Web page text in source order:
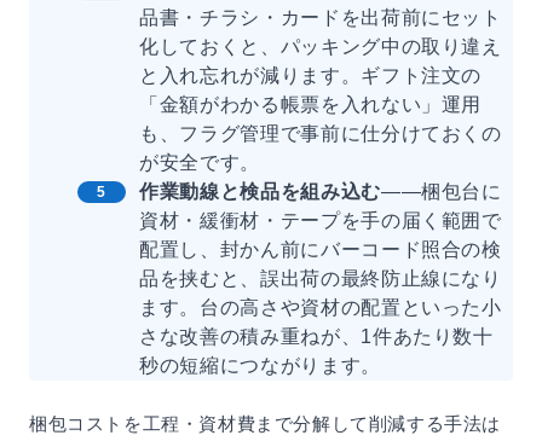
品書・チラシ・カードを出荷前にセット
化しておくと、パッキング中の取り違え
と入れ忘れが減ります。ギフト注文の
「金額がわかる帳票を入れない」運用
も、フラグ管理で事前に仕分けておくの
が安全です。
作業動線と検品を組み込む——梱包台に
資材・緩衝材・テープを手の届く範囲で
配置し、封かん前にバーコード照合の検
品を挟むと、誤出荷の最終防止線になり
ます。台の高さや資材の配置といった小
さな改善の積み重ねが、1件あたり数十
秒の短縮につながります。
梱包コストを工程・資材費まで分解して削減する手法は